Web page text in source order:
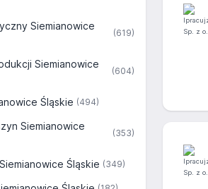
Siemianowice
(619)
Siemianowice
(604)
Śląskie (494)
Siemianowice
(353)
Śląskie (349)